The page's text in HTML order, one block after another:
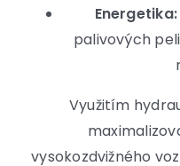
Energetika:
palivových
Využitím
vysokozdvižného